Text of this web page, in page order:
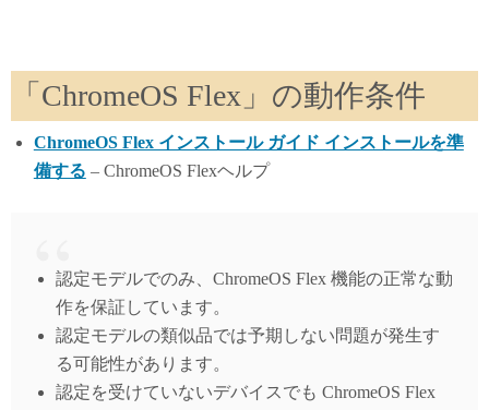
「ChromeOS Flex」の動作条件
ChromeOS Flex インストール ガイド インストールを準
備する – ChromeOS Flexヘルプ
認定モデルでのみ、ChromeOS Flex 機能の正常な動
作を保証しています。
認定モデルの類似品では予期しない問題が発生す
る可能性があります。
認定を受けていないデバイスでも ChromeOS Flex